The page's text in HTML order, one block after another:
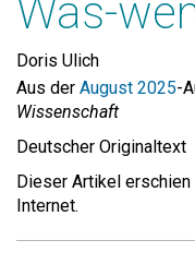
Was-
Doris Ulich
Aus der August 2025-
Wissenschaft
Deutscher Originaltext
Dieser Artikel
Internet.